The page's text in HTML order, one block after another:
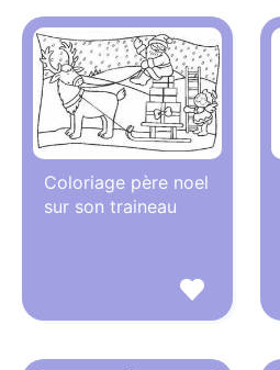
Coloriage père noel
sur son traineau